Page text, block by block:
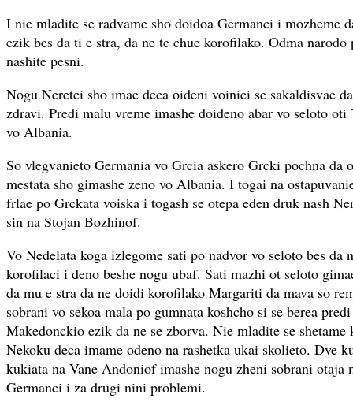
I nie mladite se radvame sho doidoa Germanci i mozheme
ezik bes da ti e stra, da ne te chue korofilako. Odma narodo
nashite pesni.
Nogu Neretci sho imae deca oideni voinici se sakaldisvae
zdravi. Predi malu vreme imashe doideno abar vo seloto oti
vo Albania.
So vlegvanieto Germania vo Grcia askero Grcki pochna da
mestata sho gimashe zeno vo Albania. I togai na
frlae po Grckata voiska i togash se otepa eden druk nash
sin na Stojan Bozhinof.
Vo Nedelata koga izlegome sati po nadvor vo seloto bes da
korofilaci i deno beshe nogu ubaf. Sati mazhi ot seloto
da mu e stra da ne doidi korofilako Margariti da mava so
sobrani vo sekoa mala po gumnata koshcho si se berea
Makedonckio ezik da ne se zborva. Nie mladite se
Nekoku deca imame odeno na rashetka ukai skolieto. Dve
kukiata na Vane Andoniof imashe nogu zheni sobrani otaja
Germanci i za drugi nini problemi.